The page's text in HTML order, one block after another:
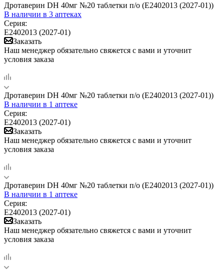
Дротаверин DH 40мг №20 таблетки п/о (Е2402013 (2027-01))
В наличии в 3 аптеках
Серия:
Е2402013 (2027-01)
Заказать
Наш менеджер обязательно свяжется с вами и уточнит
условия заказа
Дротаверин DH 40мг №20 таблетки п/о (Е2402013 (2027-01))
В наличии в 1 аптеке
Серия:
Е2402013 (2027-01)
Заказать
Наш менеджер обязательно свяжется с вами и уточнит
условия заказа
Дротаверин DH 40мг №20 таблетки п/о (Е2402013 (2027-01))
В наличии в 1 аптеке
Серия:
Е2402013 (2027-01)
Заказать
Наш менеджер обязательно свяжется с вами и уточнит
условия заказа